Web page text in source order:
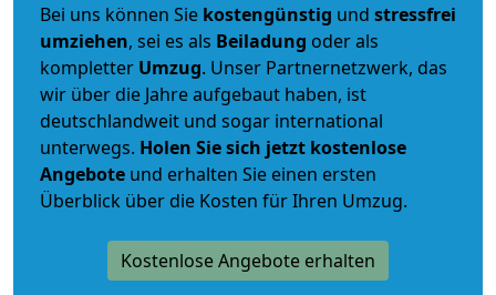
Bei uns können Sie kostengünstig und stressfrei
umziehen, sei es als Beiladung oder als
kompletter Umzug. Unser Partnernetzwerk, das
wir über die Jahre aufgebaut haben, ist
deutschlandweit und sogar international
unterwegs. Holen Sie sich jetzt kostenlose
Angebote und erhalten Sie einen ersten
Überblick über die Kosten für Ihren Umzug.
Kostenlose Angebote erhalten